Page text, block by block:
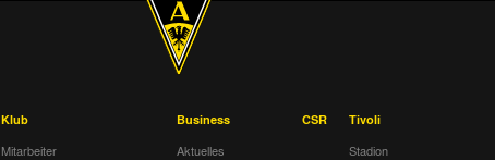
Klub
Mitarbeiter
Business
Aktuelles
CSR
Tivoli
Stadion